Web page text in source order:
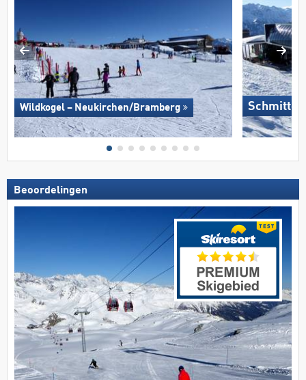
Wildkogel – Neukirchen/​Bramberg Schmitten
Beoordelingen